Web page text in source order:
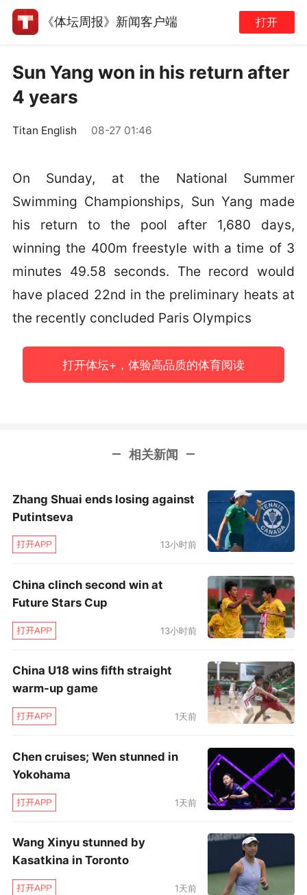
《体坛周报》新闻客户端 打开
Sun Yang won in his return after
4 years
Titan English 08-27 01:46
On Sunday, at the National Summer
Swimming Championships, Sun Yang made
his return to the pool after 1,680 days,
winning the 400m freestyle with a time of 3
minutes 49.58 seconds. The record would
have placed 22nd in the preliminary heats at
the recently concluded Paris Olympics
打开体坛+，体验高品质的体育阅读
相关新闻
Zhang Shuai ends losing against
Putintseva
13小时前
China clinch second win at
Future Stars Cup
13小时前
China U18 wins fifth straight
warm-up game
1天前
Chen cruises; Wen stunned in
Yokohama
1天前
Wang Xinyu stunned by
Kasatkina in Toronto
1天前